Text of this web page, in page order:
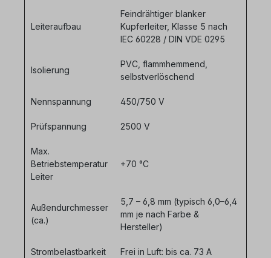
Leiteraufbau
Feindrähtiger blanker
Kupferleiter, Klasse 5 nach
IEC 60228 / DIN VDE 0295
Isolierung
PVC, flammhemmend,
selbstverlöschend
Nennspannung 450/750 V
Prüfspannung 2500 V
Max.
Betriebstemperatur
Leiter
+70 °C
Außendurchmesser
(ca.)
5,7 – 6,8 mm (typisch 6,0–6,4
mm je nach Farbe &
Hersteller)
Strombelastbarkeit
Frei in Luft: bis ca. 73 A